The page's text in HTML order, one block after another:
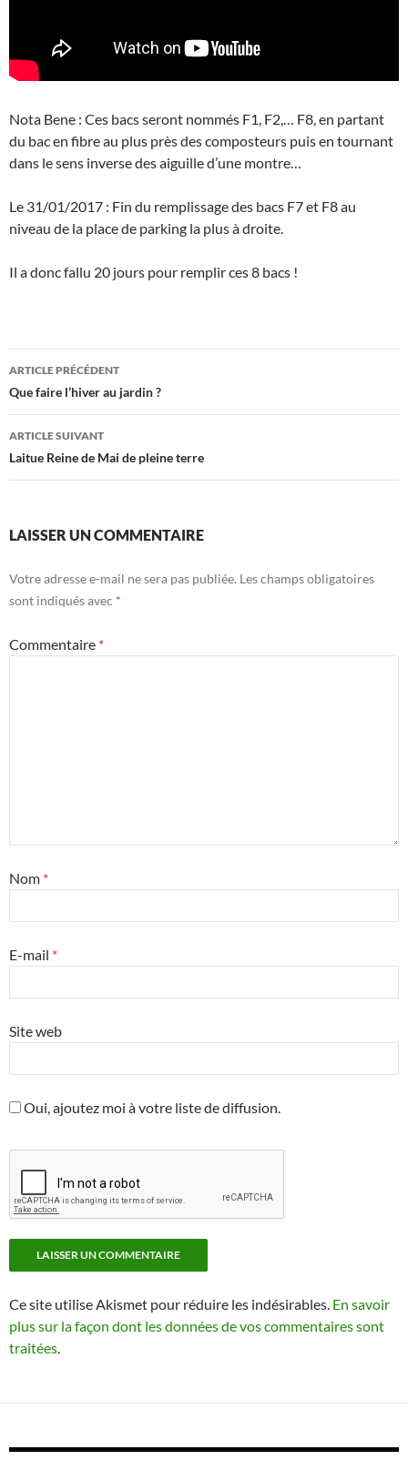
Nota Bene : Ces bacs seront nommés F1, F2,… F8, en partant
du bac en fibre au plus près des composteurs puis en tournant
dans le sens inverse des aiguille d’une montre…
Le 31/01/2017 : Fin du remplissage des bacs F7 et F8 au
niveau de la place de parking la plus à droite.
Il a donc fallu 20 jours pour remplir ces 8 bacs !
Navigation
des
articles
ARTICLE PRÉCÉDENT
Que faire l’hiver au jardin ?
ARTICLE SUIVANT
Laitue Reine de Mai de pleine terre
LAISSER UN COMMENTAIRE
Votre adresse e-mail ne sera pas publiée. Les champs obligatoires
sont indiqués avec *
Commentaire *
Nom *
E-mail *
Site web
Oui, ajoutez moi à votre liste de diffusion.
Ce site utilise Akismet pour réduire les indésirables. En savoir
plus sur la façon dont les données de vos commentaires sont
traitées.